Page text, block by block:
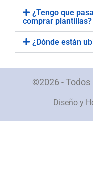
¿Tengo que
comprar plantillas?
¿Dónde están
©2026 - Todos
Diseño y